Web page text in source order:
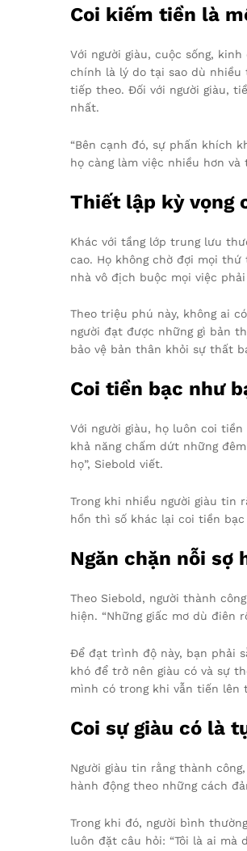
Coi kiếm tiền là
Với người giàu, cuộc sống,
chính là lý do tại sao dù nhiều
tiếp theo. Đối với người giàu,
nhất.
“Bên cạnh đó, sự phấn khích
họ càng làm việc nhiều hơn và
Thiết lập kỳ vọng
Khác với tầng lớp trung lưu
cao. Họ không chờ đợi mọi
nhà vô địch buộc mọi việc phải
Theo triệu phú này, không ai
người đạt được những gì bản
bảo vệ bản thân khỏi sự thất
Coi tiền bạc như
Với người giàu, họ luôn coi
khả năng chấm dứt những
họ”, Siebold viết.
Trong khi nhiều người giàu tin
hồn thì số khác lại coi tiền bạc
Ngăn chặn nỗi sợ
Theo Siebold, người thành
hiện. “Những giấc mơ dù điên
Để đạt trình độ này, bạn phải
khó để trở nên giàu có và sự
mình có trong khi vẫn tiến lên
Coi sự giàu có là
Người giàu tin rằng thành
hành động theo những cách
Trong khi đó, người bình
luôn đặt câu hỏi: “Tôi là ai mà